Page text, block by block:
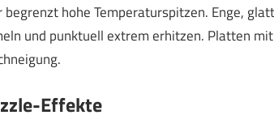
hohe Temperaturspitzen. Enge,
und punktuell extrem erhitzen. Platten
Effekte